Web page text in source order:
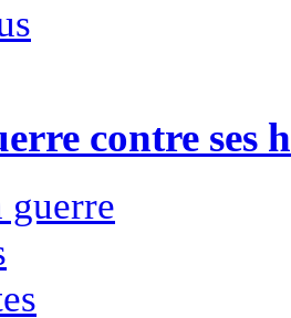
contre ses